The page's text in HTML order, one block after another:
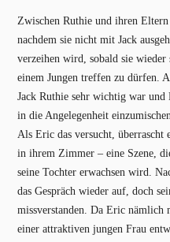
Zwischen Ruthie und ihren
nachdem sie nicht mit Jack
verzeihen wird, sobald sie
einem Jungen treffen zu dürfen.
Jack Ruthie sehr wichtig war
in die Angelegenheit
Als Eric das versucht, überrascht
in ihrem Zimmer – eine Szene,
seine Tochter erwachsen wird.
das Gespräch wieder auf, doch
missverstanden. Da Eric nämlich
einer attraktiven jungen Frau